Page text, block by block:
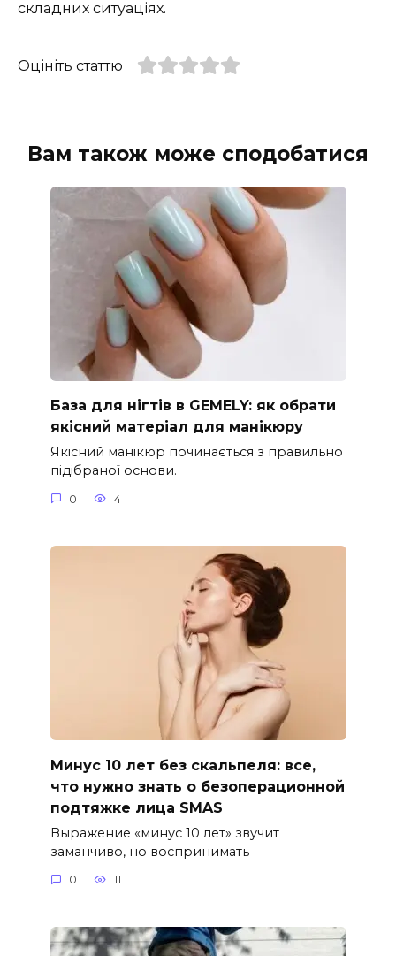
складних ситуаціях.
Оцініть статтю
Вам також може сподобатися
База для нігтів в GEMELY: як обрати
якісний матеріал для манікюру
Якісний манікюр починається з правильно
підібраної основи.
0 4
Минус 10 лет без скальпеля: все,
что нужно знать о безоперационной
подтяжке лица SMAS
Выражение «минус 10 лет» звучит
заманчиво, но воспринимать
0 11